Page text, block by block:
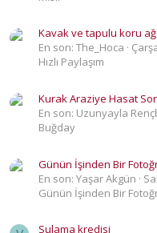
Kavak ve tapulu koru
En son: The_Hoca
Hızlı Paylaşım
Kurak Araziye Hasat
En son: Uzunyayla
Buğday
Günün İşinden Bir
En son: Yaşar Akgün
Günün İşinden Bir
Sulama kredisi